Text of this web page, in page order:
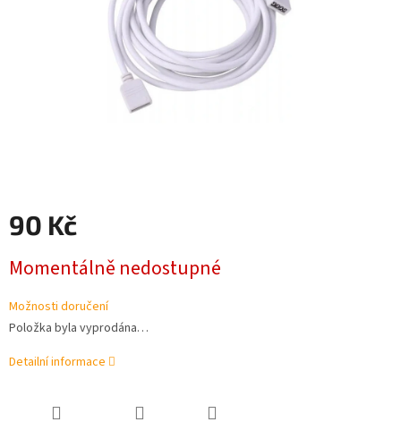
90 Kč
cena:
Momentálně nedostupné
Možnosti doručení
Položka byla vyprodána…
Detailní informace